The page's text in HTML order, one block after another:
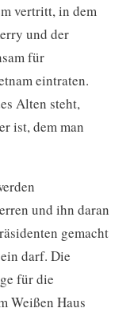
vertritt, in dem
und der
für
eintraten.
Alten steht,
ist, dem man
und ihn daran
gemacht
darf. Die
für die
Weißen Haus